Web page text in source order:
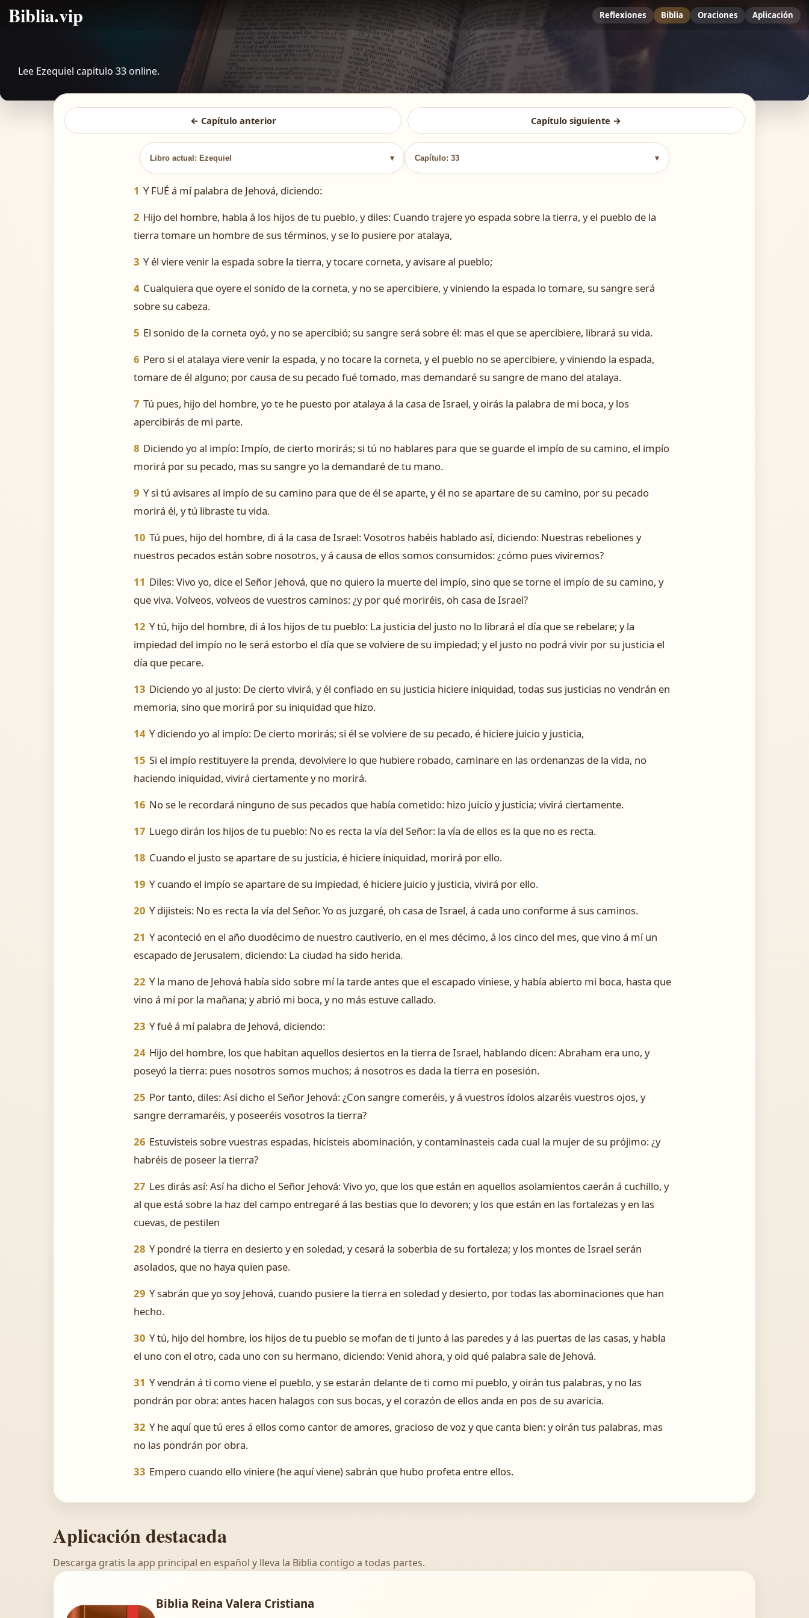
Biblia.vip Reflexiones Biblia Oraciones Aplicación
Lee Ezequiel capitulo 33 online.
← Capítulo anterior Capítulo siguiente →
Libro actual: Ezequiel ▾ Capítulo: 33 ▾
1 Y FUÉ á mí palabra de Jehová, diciendo:
2 Hijo del hombre, habla á los hijos de tu pueblo, y diles: Cuando trajere yo espada sobre la tierra, y el pueblo de la
tierra tomare un hombre de sus términos, y se lo pusiere por atalaya,
3 Y él viere venir la espada sobre la tierra, y tocare corneta, y avisare al pueblo;
4 Cualquiera que oyere el sonido de la corneta, y no se apercibiere, y viniendo la espada lo tomare, su sangre será
sobre su cabeza.
5 El sonido de la corneta oyó, y no se apercibió; su sangre será sobre él: mas el que se apercibiere, librará su vida.
6 Pero si el atalaya viere venir la espada, y no tocare la corneta, y el pueblo no se apercibiere, y viniendo la espada,
tomare de él alguno; por causa de su pecado fué tomado, mas demandaré su sangre de mano del atalaya.
7 Tú pues, hijo del hombre, yo te he puesto por atalaya á la casa de Israel, y oirás la palabra de mi boca, y los
apercibirás de mi parte.
8 Diciendo yo al impío: Impío, de cierto morirás; si tú no hablares para que se guarde el impío de su camino, el impío
morirá por su pecado, mas su sangre yo la demandaré de tu mano.
9 Y si tú avisares al impío de su camino para que de él se aparte, y él no se apartare de su camino, por su pecado
morirá él, y tú libraste tu vida.
10 Tú pues, hijo del hombre, di á la casa de Israel: Vosotros habéis hablado así, diciendo: Nuestras rebeliones y
nuestros pecados están sobre nosotros, y á causa de ellos somos consumidos: ¿cómo pues viviremos?
11 Diles: Vivo yo, dice el Señor Jehová, que no quiero la muerte del impío, sino que se torne el impío de su camino, y
que viva. Volveos, volveos de vuestros caminos: ¿y por qué moriréis, oh casa de Israel?
12 Y tú, hijo del hombre, di á los hijos de tu pueblo: La justicia del justo no lo librará el día que se rebelare; y la
impiedad del impío no le será estorbo el día que se volviere de su impiedad; y el justo no podrá vivir por su justicia el
día que pecare.
13 Diciendo yo al justo: De cierto vivirá, y él confiado en su justicia hiciere iniquidad, todas sus justicias no vendrán en
memoria, sino que morirá por su iniquidad que hizo.
14 Y diciendo yo al impío: De cierto morirás; si él se volviere de su pecado, é hiciere juicio y justicia,
15 Si el impío restituyere la prenda, devolviere lo que hubiere robado, caminare en las ordenanzas de la vida, no
haciendo iniquidad, vivirá ciertamente y no morirá.
16 No se le recordará ninguno de sus pecados que había cometido: hizo juicio y justicia; vivirá ciertamente.
17 Luego dirán los hijos de tu pueblo: No es recta la vía del Señor: la vía de ellos es la que no es recta.
18 Cuando el justo se apartare de su justicia, é hiciere iniquidad, morirá por ello.
19 Y cuando el impío se apartare de su impiedad, é hiciere juicio y justicia, vivirá por ello.
20 Y dijisteis: No es recta la vía del Señor. Yo os juzgaré, oh casa de Israel, á cada uno conforme á sus caminos.
21 Y aconteció en el año duodécimo de nuestro cautiverio, en el mes décimo, á los cinco del mes, que vino á mí un
escapado de Jerusalem, diciendo: La ciudad ha sido herida.
22 Y la mano de Jehová había sido sobre mí la tarde antes que el escapado viniese, y había abierto mi boca, hasta que
vino á mí por la mañana; y abrió mi boca, y no más estuve callado.
23 Y fué á mí palabra de Jehová, diciendo:
24 Hijo del hombre, los que habitan aquellos desiertos en la tierra de Israel, hablando dicen: Abraham era uno, y
poseyó la tierra: pues nosotros somos muchos; á nosotros es dada la tierra en posesión.
25 Por tanto, diles: Así dicho el Señor Jehová: ¿Con sangre comeréis, y á vuestros ídolos alzaréis vuestros ojos, y
sangre derramaréis, y poseeréis vosotros la tierra?
26 Estuvisteis sobre vuestras espadas, hicisteis abominación, y contaminasteis cada cual la mujer de su prójimo: ¿y
habréis de poseer la tierra?
27 Les dirás así: Así ha dicho el Señor Jehová: Vivo yo, que los que están en aquellos asolamientos caerán á cuchillo, y
al que está sobre la haz del campo entregaré á las bestias que lo devoren; y los que están en las fortalezas y en las
cuevas, de pestilen
28 Y pondré la tierra en desierto y en soledad, y cesará la soberbia de su fortaleza; y los montes de Israel serán
asolados, que no haya quien pase.
29 Y sabrán que yo soy Jehová, cuando pusiere la tierra en soledad y desierto, por todas las abominaciones que han
hecho.
30 Y tú, hijo del hombre, los hijos de tu pueblo se mofan de ti junto á las paredes y á las puertas de las casas, y habla
el uno con el otro, cada uno con su hermano, diciendo: Venid ahora, y oid qué palabra sale de Jehová.
31 Y vendrán á ti como viene el pueblo, y se estarán delante de ti como mi pueblo, y oirán tus palabras, y no las
pondrán por obra: antes hacen halagos con sus bocas, y el corazón de ellos anda en pos de su avaricia.
32 Y he aquí que tú eres á ellos como cantor de amores, gracioso de voz y que canta bien: y oirán tus palabras, mas
no las pondrán por obra.
33 Empero cuando ello viniere (he aquí viene) sabrán que hubo profeta entre ellos.
Aplicación destacada
Descarga gratis la app principal en español y lleva la Biblia contigo a todas partes.
Biblia Reina Valera Cristiana